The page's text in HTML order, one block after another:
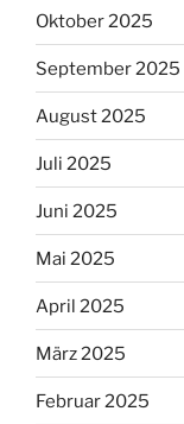
Oktober 2025
September 2025
August 2025
Juli 2025
Juni 2025
Mai 2025
April 2025
März 2025
Februar 2025